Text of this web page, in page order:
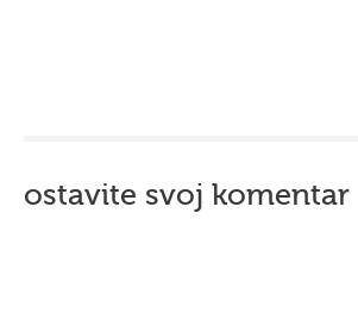
ostavite svoj komentar